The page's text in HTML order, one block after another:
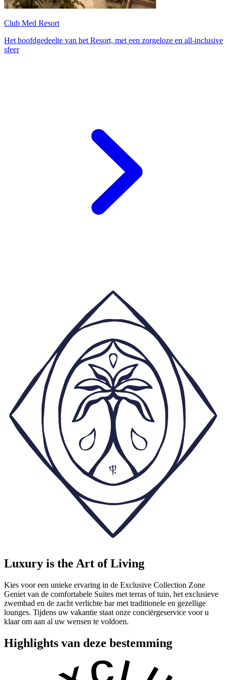
Club Med Resort
Het hoofdgedeelte van het Resort, met een zorgeloze en all-inclusive
sfeer
Luxury is the Art of Living
Kies voor een unieke ervaring in de Exclusive Collection Zone
Geniet van de comfortabele Suites met terras of tuin, het exclusieve
zwembad en de zacht verlichte bar met traditionele en gezellige
lounges. Tijdens uw vakantie staat onze conciërgeservice voor u
klaar om aan al uw wensen te voldoen.
Highlights van deze bestemming